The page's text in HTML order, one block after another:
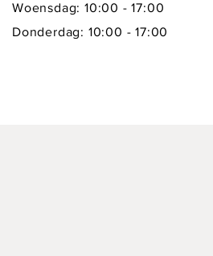
Woensdag: 10:00 - 17:00
Donderdag: 10:00 - 17:00